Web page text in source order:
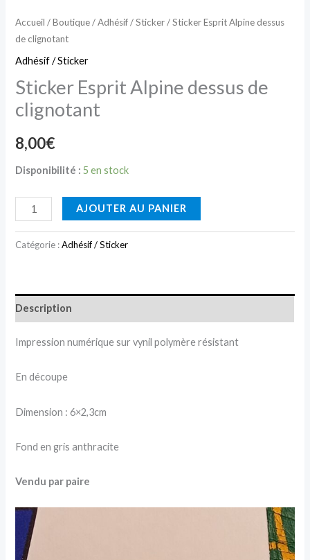
Accueil /Boutique/Adhésif / Sticker/ Sticker Esprit Alpine dessus
de clignotant
Adhésif / Sticker
Sticker Esprit Alpine dessus de
clignotant
8,00€
Disponibilité : 5 en stock
AJOUTER AU PANIER
Catégorie :Adhésif / Sticker
Description
Impression numérique sur vynil polymère résistant
En découpe
Dimension : 6×2,3cm
Fond en gris anthracite
Vendu par paire